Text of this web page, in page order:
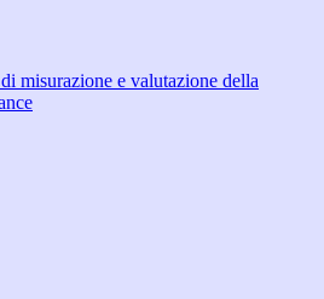
misurazione e valutazione della